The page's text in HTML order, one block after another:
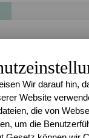
METADATEN
Wir darauf hin,
Website
die von
um die